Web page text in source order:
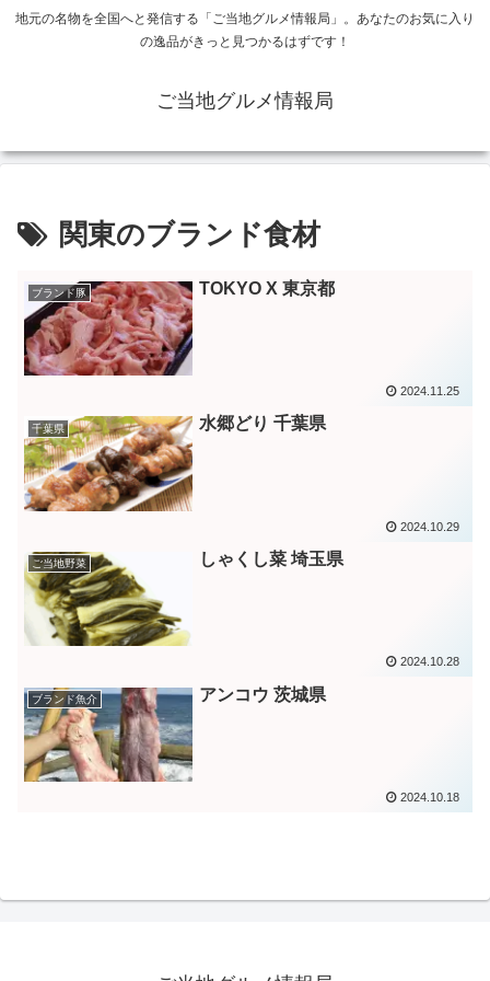
地元の名物を全国へと発信する「ご当地グルメ情報局」。あなたのお気に入り
の逸品がきっと見つかるはずです！
ご当地グルメ情報局
関東のブランド食材
ブランド豚 TOKYO X 東京都
2024.11.25
千葉県 水郷どり 千葉県
2024.10.29
ご当地野菜 しゃくし菜 埼玉県
2024.10.28
ブランド魚介 アンコウ 茨城県
2024.10.18